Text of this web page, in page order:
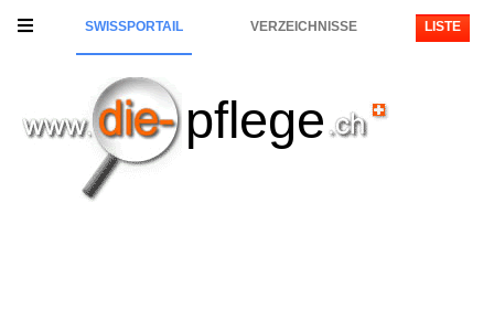
SWISSPORTAIL VERZEICHNISSE LISTE
pflege